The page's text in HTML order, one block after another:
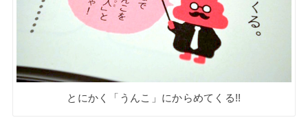
とにかく「うんこ」にからめてくる!!